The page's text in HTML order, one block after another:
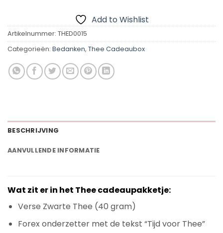
Add to Wishlist
Artikelnummer: THED0015
Categorieën: Bedanken, Thee Cadeaubox
BESCHRIJVING
AANVULLENDE INFORMATIE
Wat zit er in het Thee cadeaupakketje:
Verse Zwarte Thee (40 gram)
Forex onderzetter met de tekst “Tijd voor Thee”